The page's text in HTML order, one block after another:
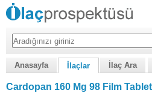
Anasayfa İlaçlar İlaç Ara
Cardopan 160 Mg 98 Film Tablet